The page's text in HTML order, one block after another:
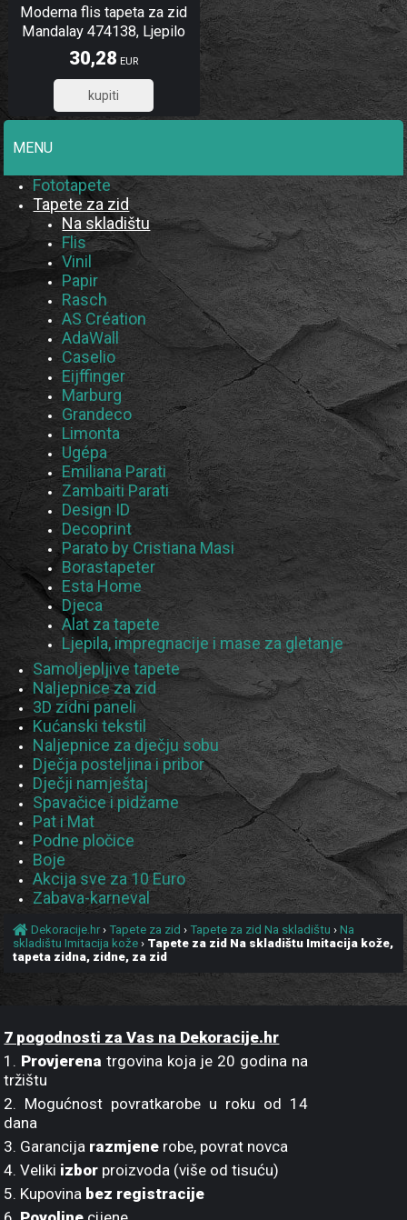
Moderna flis tapeta za zid
Mandalay 474138, Ljepilo
besplatno
30,28 EUR
24,22
MENU
Fototapete
Tapete za zid
Na skladištu
Flis
Vinil
Papir
Rasch
AS Création
AdaWall
Caselio
Eijffinger
Marburg
Grandeco
Limonta
Ugépa
Emiliana Parati
Zambaiti Parati
Design ID
Decoprint
Parato by Cristiana Masi
Borastapeter
Esta Home
Djeca
Alat za tapete
Ljepila, impregnacije i mase za gletanje
Samoljepljive tapete
Naljepnice za zid
3D zidni paneli
Kućanski tekstil
Naljepnice za dječju sobu
Dječja posteljina i pribor
Dječji namještaj
Spavačice i pidžame
Pat i Mat
Podne pločice
Boje
Akcija sve za 10 Euro
Zabava-karneval
Dekoracije.hr›Tapete za zid ›Tapete za zid Na skladištu ›Na
skladištu Imitacija kože › Tapete za zid Na skladištu Imitacija kože,
tapeta zidna, zidne, za zid
7 pogodnosti za Vas na Dekoracije.hr
1. Provjerena trgovina koja je 20 godina na
tržištu
2. Mogućnost povratkarobe u roku od 14
dana
3. Garancija razmjene robe, povrat novca
4. Veliki izbor proizvoda (više od tisuću)
5. Kupovina bez registracije